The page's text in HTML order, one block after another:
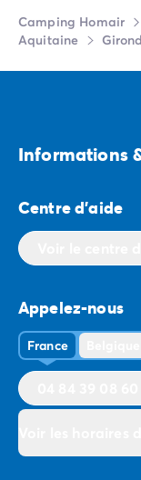
Camping Homair
Aquitaine
Informations
Centre d'aide
Appelez-nous
France